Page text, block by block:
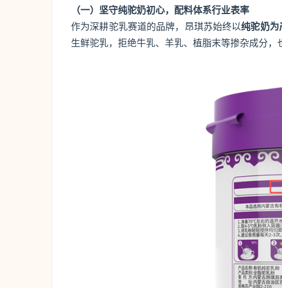
（一）坚守纯驼奶初心，配料体系行业表率
作为深耕驼乳赛道的品牌，昂琪苏始终以纯驼奶为
生鲜驼乳，拒绝牛乳、羊乳、植脂末等掺杂成分，